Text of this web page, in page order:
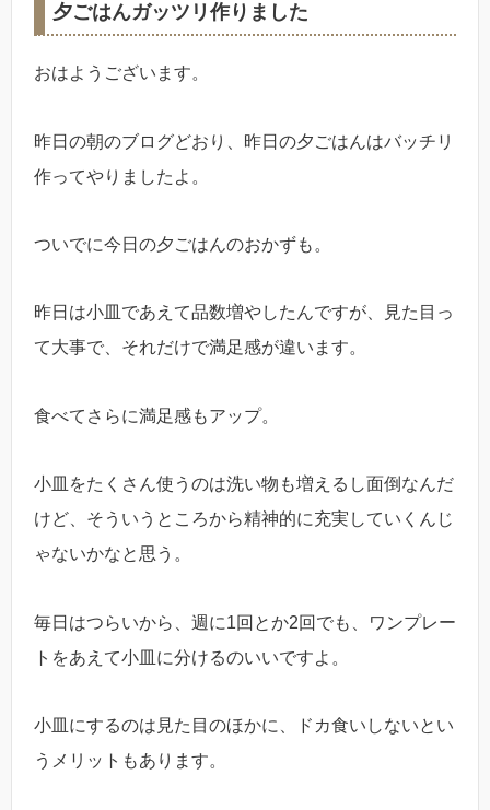
夕ごはんガッツリ作りました
おはようございます。
昨日の朝のブログどおり、昨日の夕ごはんはバッチリ
作ってやりましたよ。
ついでに今日の夕ごはんのおかずも。
昨日は小皿であえて品数増やしたんですが、見た目っ
て大事で、それだけで満足感が違います。
食べてさらに満足感もアップ。
小皿をたくさん使うのは洗い物も増えるし面倒なんだ
けど、そういうところから精神的に充実していくんじ
ゃないかなと思う。
毎日はつらいから、週に1回とか2回でも、ワンプレー
トをあえて小皿に分けるのいいですよ。
小皿にするのは見た目のほかに、ドカ食いしないとい
うメリットもあります。